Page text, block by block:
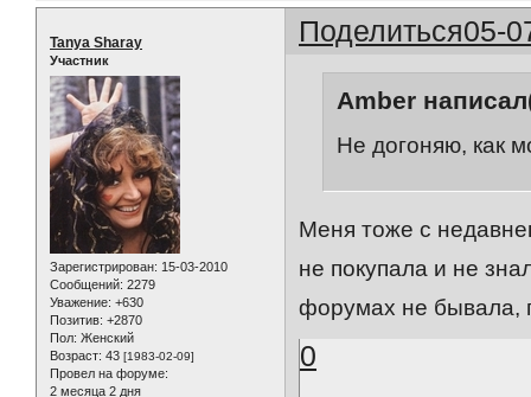
Поделиться05-
Tanya Sharay
Участник
Зарегистрирован: 15-03-2010
Сообщений: 2279
Уважение: +630
Позитив: +2870
Пол: Женский
Возраст: 43 [1983-02-09]
Провел на форуме:
2 месяца 2 дня
Amber
Не догоняю, как
Меня тоже с
не покупала и не
форумах не бывала,
0